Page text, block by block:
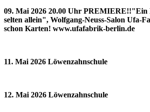
09. Mai 2026 20.00 Uhr PREMIERE!!"Ein
selten allein", Wolfgang-Neuss-Salon Ufa-
schon Karten! www.ufafabrik-berlin.de
11. Mai 2026 Löwenzahnschule
12. Mai 2026 Löwenzahnschule